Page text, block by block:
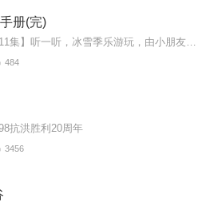
册(完)
484
抗洪胜利20周年
3456